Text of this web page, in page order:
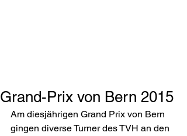
Grand-Prix von Bern 2015
Am diesjährigen Grand Prix von Bern
gingen diverse Turner des TVH an den